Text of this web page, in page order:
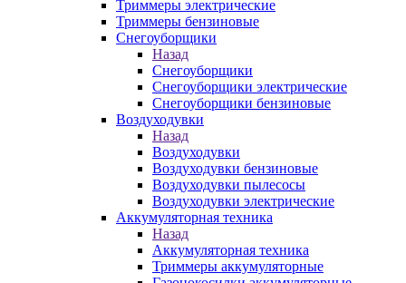
Триммеры электрические
Триммеры бензиновые
Снегоуборщики
Назад
Снегоуборщики
Снегоуборщики электрические
Снегоуборщики бензиновые
Воздуходувки
Назад
Воздуходувки
Воздуходувки бензиновые
Воздуходувки пылесосы
Воздуходувки электрические
Аккумуляторная техника
Назад
Аккумуляторная техника
Триммеры аккумуляторные